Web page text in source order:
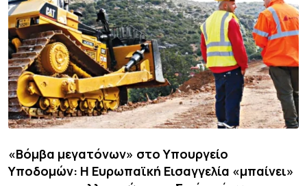
«Βόμβα μεγατόνων» στο Υπουργείο
Υποδομών: Η Ευρωπαϊκή Εισαγγελία «μπαίνει»